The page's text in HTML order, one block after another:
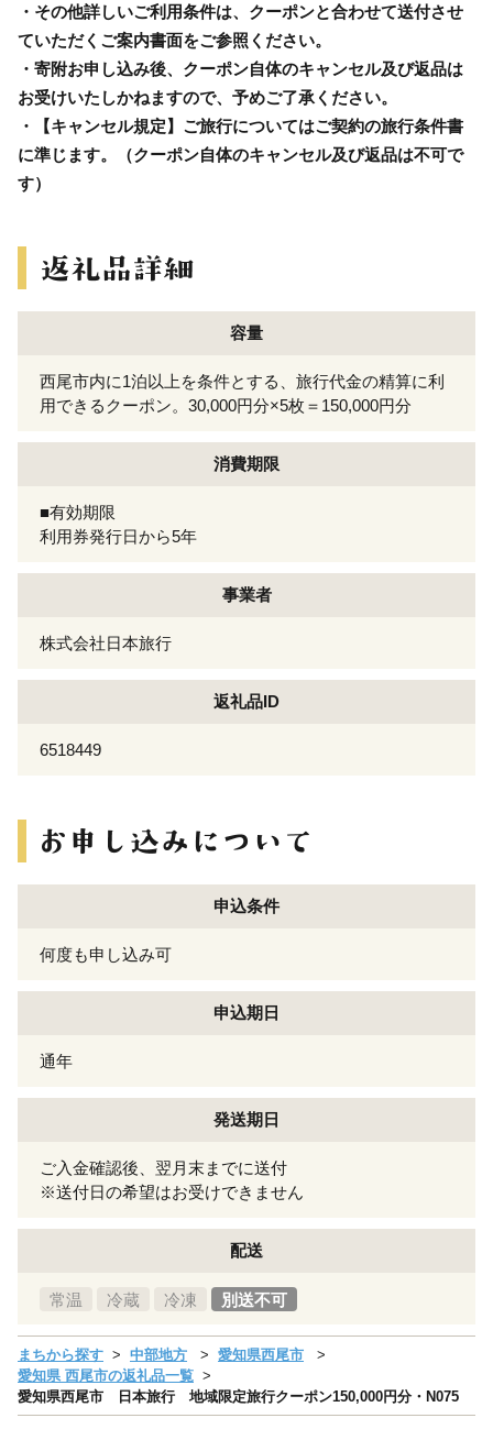
・その他詳しいご利用条件は、クーポンと合わせて送付させ
ていただくご案内書面をご参照ください。
・寄附お申し込み後、クーポン自体のキャンセル及び返品は
お受けいたしかねますので、予めご了承ください。
・【キャンセル規定】ご旅行についてはご契約の旅行条件書
に準じます。（クーポン自体のキャンセル及び返品は不可で
す）
容量
西尾市内に1泊以上を条件とする、旅行代金の精算に利
用できるクーポン。30,000円分×5枚＝150,000円分
消費期限
■有効期限
利用券発行日から5年
事業者
株式会社日本旅行
返礼品ID
6518449
申込条件
何度も申し込み可
申込期日
通年
発送期日
ご入金確認後、翌月末までに送付
※送付日の希望はお受けできません
配送
常温 冷蔵 冷凍 別送不可
まちから探す 中部地方
愛知県西尾市
愛知県 西尾市の返礼品一覧
愛知県西尾市 日本旅行 地域限定旅行クーポン150,000円分・N075